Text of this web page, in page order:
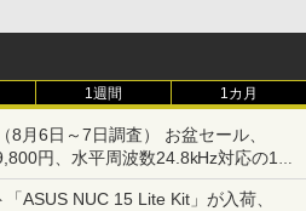
1週間 1カ月
8月6日～7日調査） お盆セール、
円、水平周波数24.8kHz対応の17
指数連動セール ほか
ASUS NUC 15 Lite Kit」が入荷、